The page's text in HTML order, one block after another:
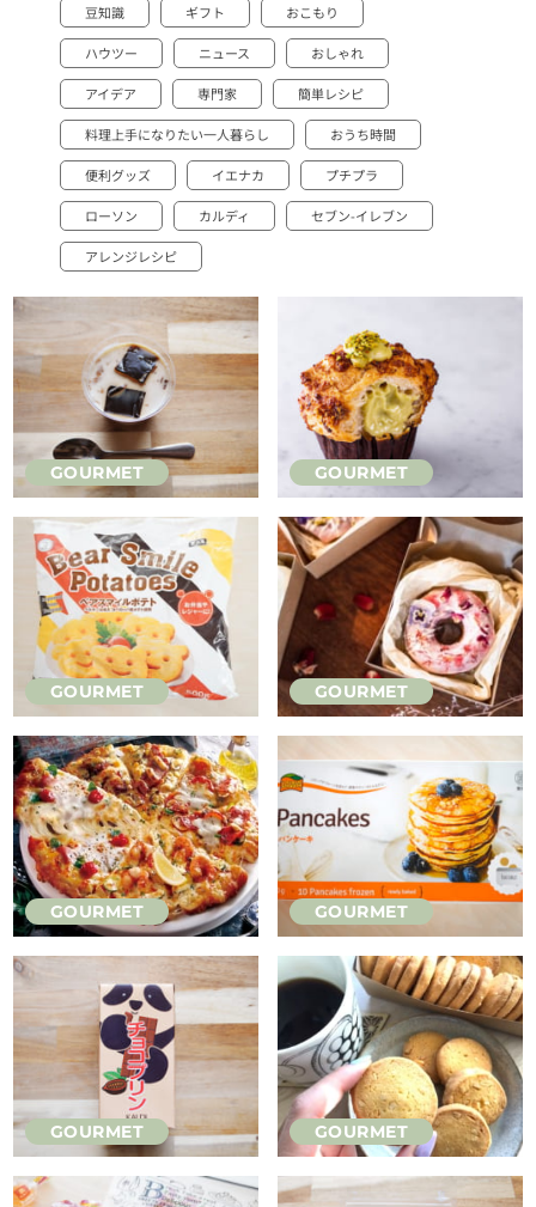
豆知識 ギフト おこもり
ハウツー ニュース おしゃれ
アイデア 専門家 簡単レシピ
料理上手になりたい一人暮らし おうち時間
便利グッズ イエナカ プチプラ
ローソン カルディ セブン-イレブン
アレンジレシピ